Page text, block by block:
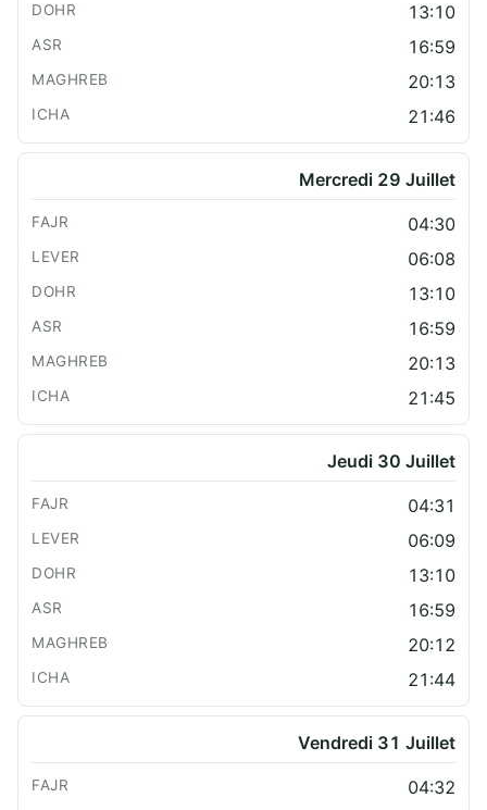
13:10
16:59
20:13
21:46
Mercredi 29 Juillet
04:30
06:08
13:10
16:59
20:13
21:45
Jeudi 30 Juillet
04:31
06:09
13:10
16:59
20:12
21:44
Vendredi 31 Juillet
04:32